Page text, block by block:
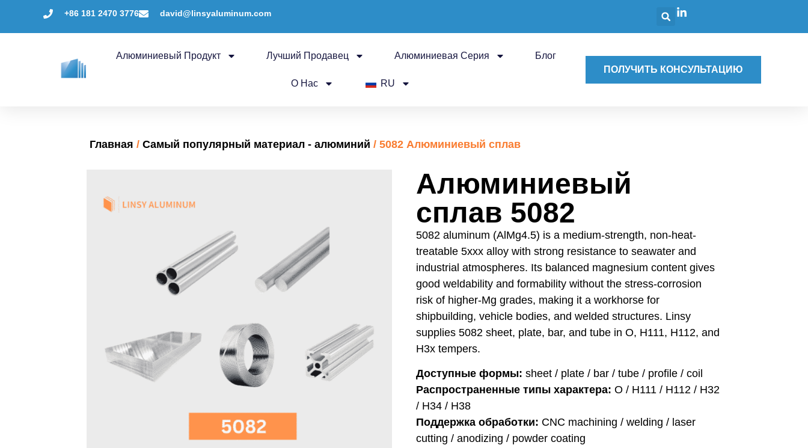
+86 181 2470 3776 david@linsyaluminum.com
Алюминиевый Продукт Лучший Продавец Алюминиевая Серия Блог
О Нас RU
ПОЛУЧИТЬ КОНСУЛЬТАЦИЮ
Главная /Самый популярный материал - алюминий / 5082 Алюминиевый сплав
Алюминиевый
сплав 5082
5082 aluminum (AlMg4.5) is a medium-strength, non-heat-
treatable 5xxx alloy with strong resistance to seawater and
industrial atmospheres. Its balanced magnesium content gives
good weldability and formability without the stress-corrosion
risk of higher-Mg grades, making it a workhorse for
shipbuilding, vehicle bodies, and welded structures. Linsy
supplies 5082 sheet, plate, bar, and tube in O, H111, H112, and
H3x tempers.
Доступные формы: sheet / plate / bar / tube / profile / coil
Распространенные типы характера: O / H111 / H112 / H32
/ H34 / H38
Поддержка обработки: CNC machining / welding / laser
cutting / anodizing / powder coating